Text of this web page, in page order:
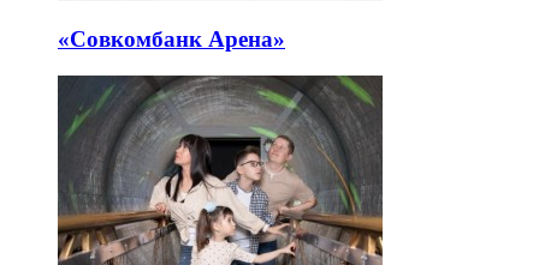
«Совкомбанк Арена⁠»